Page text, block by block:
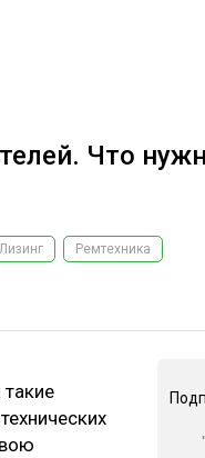
Что
Лизинг Ремтехника